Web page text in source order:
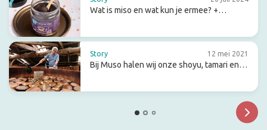
Wat is miso en wat kun je ermee? +
Story 12 mei 2021
Bij Muso halen wij onze shoyu, tamari en